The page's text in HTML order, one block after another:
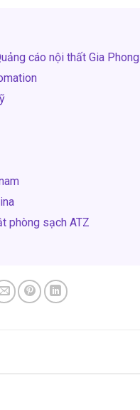
cáo nội thất Gia Phong
phòng sạch ATZ